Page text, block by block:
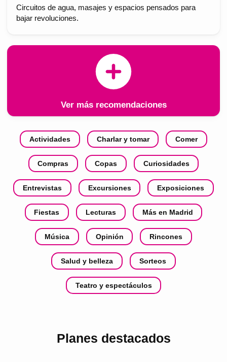
Circuitos de agua, masajes y espacios pensados para
bajar revoluciones.
Ver más recomendaciones
Actividades Charlar y tomar Comer
Compras Copas Curiosidades
Entrevistas Excursiones Exposiciones
Fiestas Lecturas Más en Madrid
Música Opinión Rincones
Salud y belleza Sorteos
Teatro y espectáculos
Planes destacados